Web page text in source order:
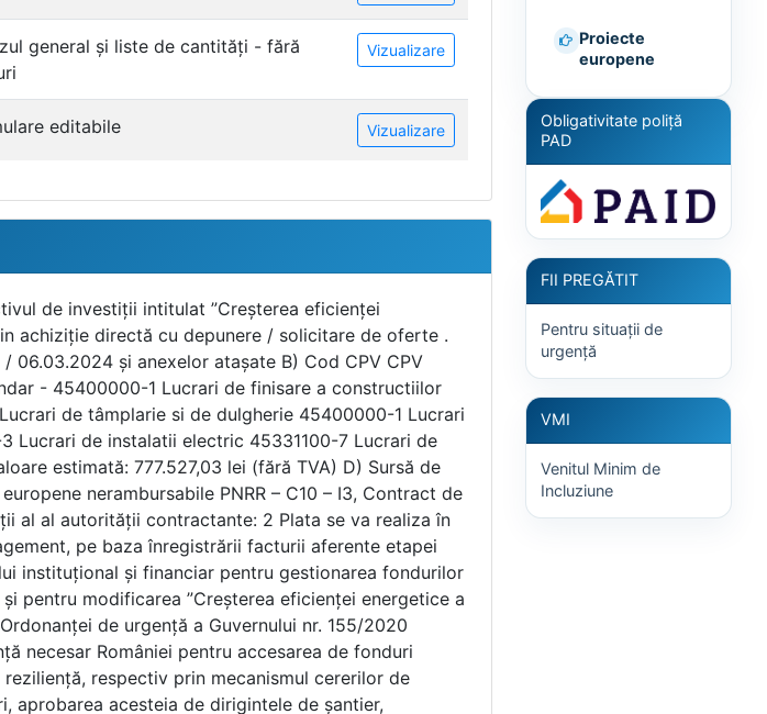
general și liste de cantități - fără
Vizualizare
editabile Vizualizare
ofertelor. - Ofertantul este obligat sa DECLARAȚIA BENEFICIARULUI REALA ai companiei sau entitatii sale. Aceasta lista trebuie sa cuprinda informatii complete despre fiecare beneficiar real, inclusiv numele complet, datele de contact, pozitia detinuta in companie si cota de participare la beneficiile sau la actiunile entitatii. De asemenea, ofertantul trebuie sa ofere dovezi solide care sa ateste ca informatiile furnizate sunt exacte si ca beneficiarii reali mentionati sunt singurii beneficiari ai companiei sau entitatii respective. ”Creșterea eficienței energetice a clădirii căminului cultural din comuna Vișina, județ Dâmbovița” 3. Capacitatea tehnică şi/sau profesională 3.1. Declaraţie privind personalul calificat pentru indeplinirea contractului de lucrari - se va prezenta, în cadrul propunerii tehnice, o Declarație pe propria răspundere cu privire la existența personalului calificat pe care participantul se angajează să-l folosească pentru îndeplinirea contractului de lucrări; se vor prezenta documente care să ateste competentele privind execuția lucrărilor (autorizatii, certificate etc.). 3.2. proporția de subcontractare Ofertantul va preciza partea/părțile din contract pe care intenționează să o/le subcontracteze. Va prezenta Acordul de subcontracatre conform formularului. 4. Alte informații 4.1. Informaţii generale despre ofertant - se va prezenta completat Formularul nr. 4 „Fişa de informaţii generale” in care se va inscrie contul IBAN deschis la unitatile de Trezorerie ale Statului (cerinta obligatorie pentru efectuarea platilor), precum si datele complete de identificare ale operatorului economic, inclusiv adresele de e-mail si web (cerinta obligatorie pentru transmiterea de date). Conform dispoziţiilor legale, criteriile de calificare şi selecţie au ca scop demonstrarea potenţialului tehnic, financiar şi organizatoric al fiecărui operator economic participant la procedură, potenţial care trebuie să reflecte posibilitatea concretă a acestuia de a îndeplini contractul şi de a rezolva eventualele dificultăţi legate de îndeplinirea acestuia, în cazul în care oferta sa va fi declarată câştigătoare. Neprezentarea documentelor menţionate mai sus sau prezentarea unor documente incomplete, precum şi in situaţia netransmiterii în termen a răspunsurilor la solicitările de clarificări, reprezintă riscuri asumate de către ofertanţi şi pot duce la respingerea ofertei/ofertelor în cauză. F) Criteriu de atribuire Oferta trebuie să fie valabilă pe o perioadă de 5 luni de la termenul limită de primire a ofertelor,după cum este specificat și în anunțul publicat pe site-ul web al U.A.T. . Criteriul de atribuire pentru determinarea ofertele celei mai avantajoase din punct de vedere economic, având în vedere prevederile art. 187 alin. (3) din legea 98/2016 cu modificările și completările ulterioare, Autoritatea contractantă va aplica criteriul de atribuire: Prețul cel mai scăzut. G) Documente atașate 1. CAIET DE SARCINI cu nr. 2298/22.03.2024 și ANEXELE ACESTUIA 2. Formulare ofertare 3. Model Contract de lucrări H) Depunerea ofertelor Depunerea ofertelor se va face timp de 10 zile la adresa de e-mail primariavisina_db@yahoo.com, sau în plic sigilat la Registratura Comunei Vișina, adresa strada Mihai Viteazu, nr.29, jud. Dâmbovița. Astfel, se acceptă depunererea ofertelor până la data 05.04.2024, ora 14.00 ”Creșterea eficienței energetice a clădirii căminului cultural din comuna Vișina, județ Dâmbovița” Data deschiderii ofertelor va avea loc în data 08.04.2024 , ora 10.00 la sediul p
Proiecte
europene
Obligativitate poliță
PAD
FII PREGĂTIT
Pentru situații de
urgență
VMI
Venitul Minim de
Incluziune